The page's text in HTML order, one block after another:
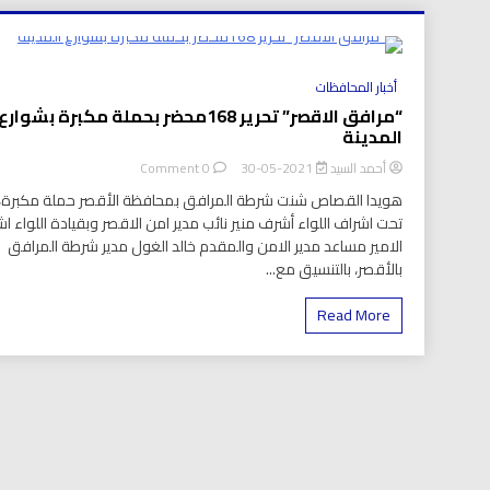
أخبار المحافظات
“مرافق الاقصر” تحرير 168محضر بحملة مكبرة بشوارع
المدينة
أحمد السيد 0 Comment
الاقصر”
تحرير
168محضر
بحملة
هويدا القصاص شنت شرطة المرافق بمحافظة الأقصر حملة
تحت اشراف اللواء أشرف منير نائب مدير امن الاقصر وبقيادة اللواء
الامير مساعد مدير الامن والمقدم خالد الغول مدير شرطة المرافق
بالأقصر، بالتنسيق مع...
Read More